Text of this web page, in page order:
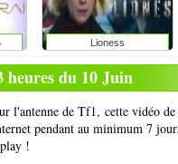
Lioness
heures du 10 Juin
l'antenne de Tf1, cette vidéo de
pendant au minimum 7
!